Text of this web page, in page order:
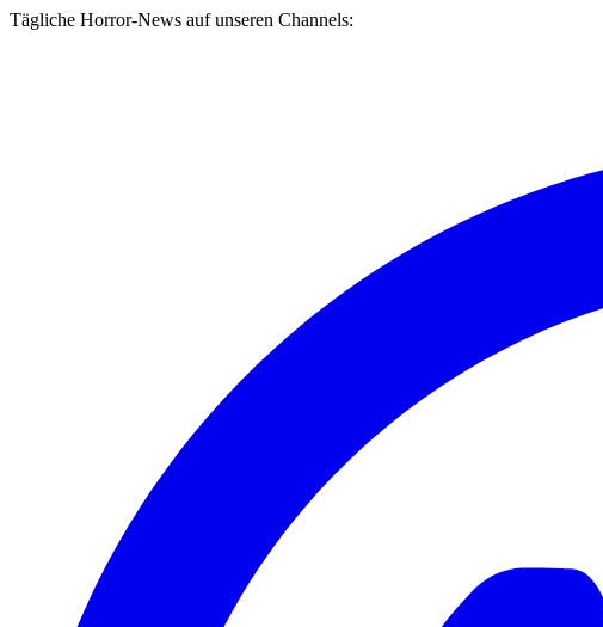
Tägliche Horror-News auf unseren Channels: